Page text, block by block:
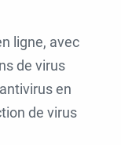
ligne, avec
de virus
en
de virus